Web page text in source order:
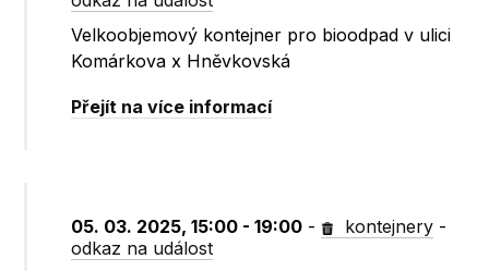
Velkoobjemový kontejner pro bioodpad v ulici
Komárkova x Hněvkovská
Přejít na více informací
05. 03. 2025, 15:00 - 19:00 - kontejnery -
odkaz na událost